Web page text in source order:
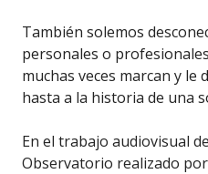
También solemos
personales o
muchas veces marcan y le
hasta a la historia de una
En el trabajo audiovisual
Observatorio realizado